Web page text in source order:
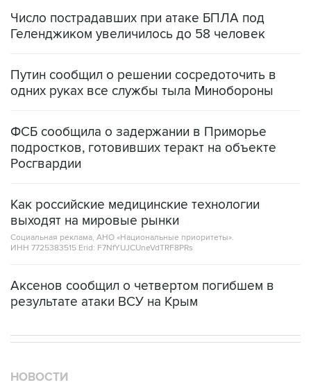
Число пострадавших при атаке БПЛА под
Геленджиком увеличилось до 58 человек
Путин сообщил о решении сосредоточить в
одних руках все службы тыла Минобороны
ФСБ сообщила о задержании в Приморье
подростков, готовивших теракт на объекте
Росгвардии
Как российские медицинские технологии
выходят на мировые рынки
Социальная реклама, АНО «Национальные приоритеты».
ИНН 7725383515 Erid: F7NfYUJCUneVdTRF8PRs
Аксенов сообщил о четвертом погибшем в
результате атаки ВСУ на Крым
НОВОСТИ